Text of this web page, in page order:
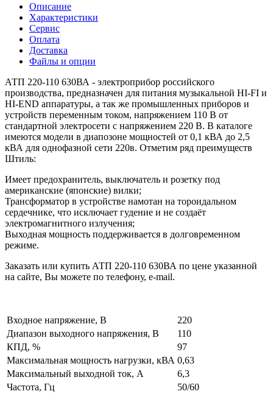
Описание
Характеристики
Сервис
Оплата
Доставка
Файлы и опции
АТП 220-110 630ВА - электроприбор российского
производства, предназначен для питания музыкальной HI-FI и
HI-END аппаратуры, а так же промышленных приборов и
устройств переменным током, напряжением 110 В от
стандартной электросети с напряжением 220 В. В каталоге
имеются модели в диапозоне мощностей от 0,1 кВА до 2,5
кВА для однофазной сети 220в. Отметим ряд преимуществ
Штиль:
Имеет предохранитель, выключатель и розетку под
американские (японские) вилки;
Трансформатор в устройстве намотан на тороидальном
сердечнике, что исключает гудение и не создаёт
электромагнитного излучения;
Выходная мощность поддерживается в долговременном
режиме.
Заказать или купить АТП 220-110 630ВА по цене указанной
на сайте, Вы можете по телефону, e-mail.
Входное напряжение, В
220
Диапазон выходного напряжения, В
110
КПД, %
97
Максимальная мощность нагрузки, кВА 0,63
Максимальный выходной ток, А
6,3
Частота, Гц
50/60